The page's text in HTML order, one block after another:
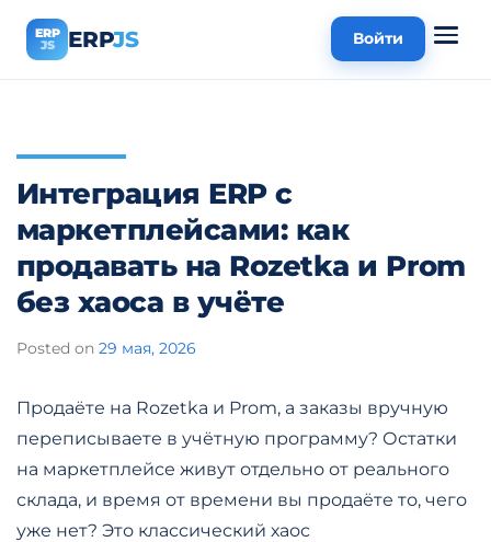
ERP
JS
ERPJS Войти
Интеграция ERP с
маркетплейсами: как
продавать на Rozetka и Prom
без хаоса в учёте
Posted on 29 мая, 2026
Продаёте на Rozetka и Prom, а заказы вручную
переписываете в учётную программу? Остатки
на маркетплейсе живут отдельно от реального
склада, и время от времени вы продаёте то, чего
уже нет? Это классический хаос